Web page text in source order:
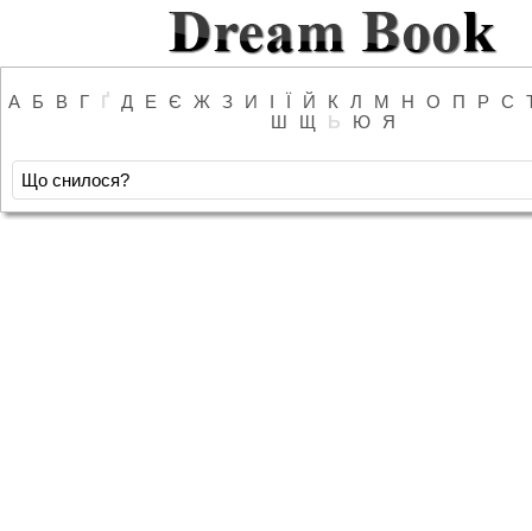
А Б В Г Ґ Д Е Є Ж З И І Ї Й К Л М Н О П Р С
Ш
Щ Ь Ю Я